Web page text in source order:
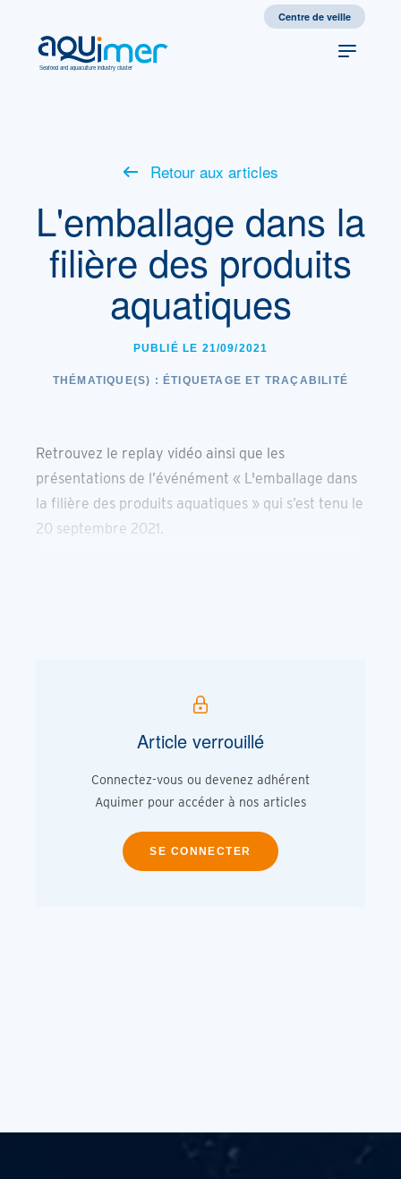
Centre de veille
Seafood and aquaculture industry cluster
Retour aux articles
L'emballage dans la
filière des produits
aquatiques
PUBLIÉ LE 21/09/2021
THÉMATIQUE(S) : ÉTIQUETAGE ET TRAÇABILITÉ
Retrouvez le replay vidéo ainsi que les
présentations de l’événément « L'emballage dans
la filière des produits aquatiques » qui s’est tenu le
20 septembre 2021.
Article verrouillé
Connectez-vous ou devenez adhérent
Aquimer pour accéder à nos articles
SE CONNECTER